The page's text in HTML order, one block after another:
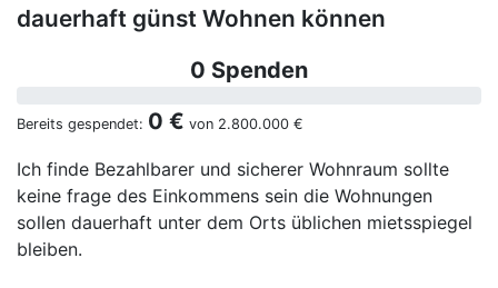
dauerhaft günst Wohnen können
0 Spenden
Bereits gespendet: 0 € von 2.800.000 €
Ich finde Bezahlbarer und sicherer Wohnraum sollte
keine frage des Einkommens sein die Wohnungen
sollen dauerhaft unter dem Orts üblichen mietsspiegel
bleiben.